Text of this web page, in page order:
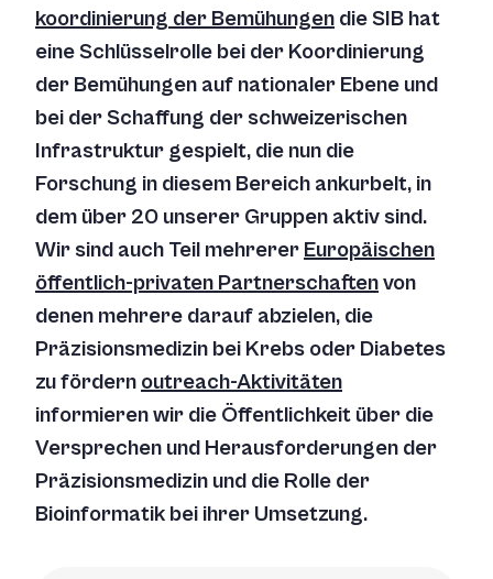
koordinierung der Bemühungen die SIB hat
eine Schlüsselrolle bei der Koordinierung
der Bemühungen auf nationaler Ebene und
bei der Schaffung der schweizerischen
Infrastruktur gespielt, die nun die
Forschung in diesem Bereich ankurbelt, in
dem über 20 unserer Gruppen aktiv sind.
Wir sind auch Teil mehrerer Europäischen
öffentlich-privaten Partnerschaftenvon
denen mehrere darauf abzielen, die
Präzisionsmedizin bei Krebs oder Diabetes
zu fördern outreach-Aktivitäten
informieren wir die Öffentlichkeit über die
Versprechen und Herausforderungen der
Präzisionsmedizin und die Rolle der
Bioinformatik bei ihrer Umsetzung.